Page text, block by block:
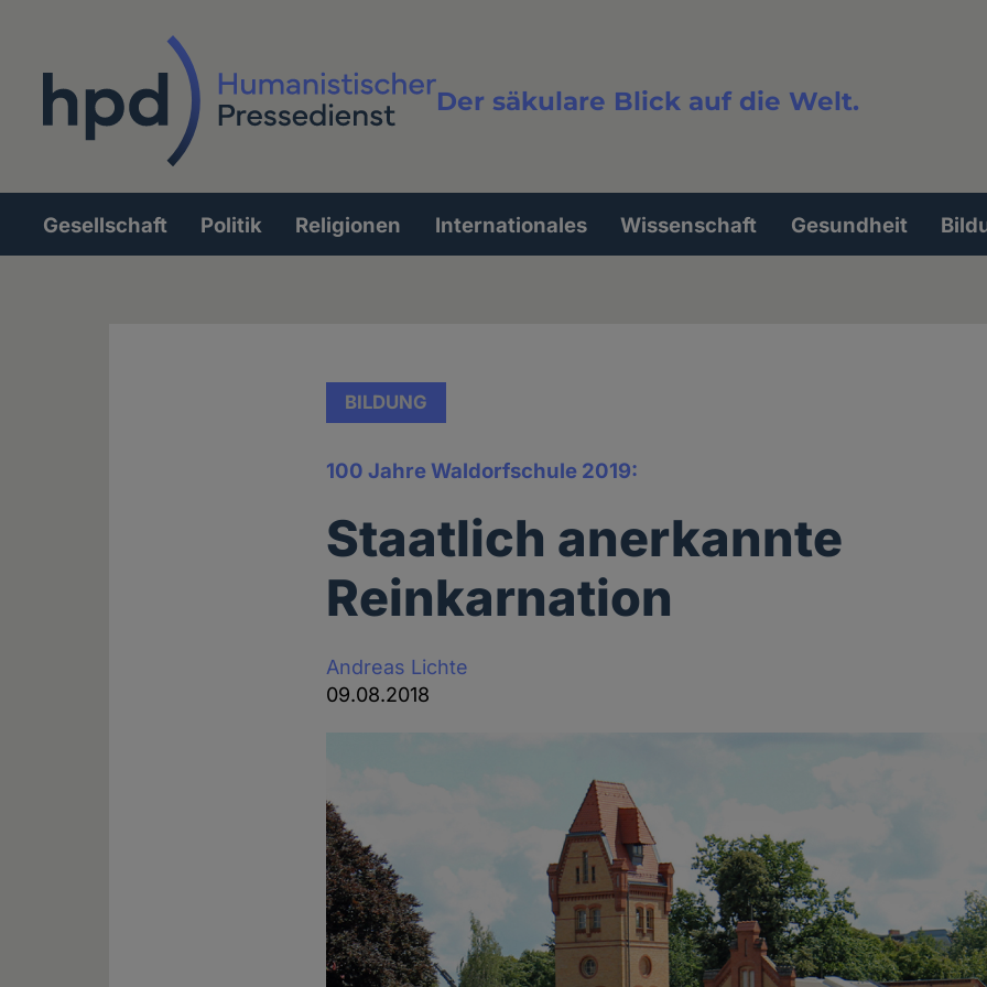
Der säkulare Blick auf die Welt.
Volltextsuche
Hauptnavigation
Gesellschaft Politik Religionen Internationales Wissenschaft Gesundheit
BILDUNG
100 Jahre Waldorfschule 2019:
Staatlich anerkannte
Reinkarnation
Andreas Lichte
09.08.2018